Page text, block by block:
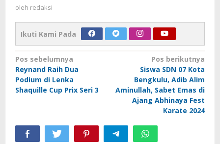
oleh redaksi
Ikuti Kami Pada
Navigasi
pos
Pos sebelumnya
Reynand Raih Dua
Podium di Lenka
Shaquille Cup Prix Seri 3
Pos berikutnya
Siswa SDN 07 Kota
Bengkulu, Adib Alim
Aminullah, Sabet Emas di
Ajang Abhinaya Fest
Karate 2024